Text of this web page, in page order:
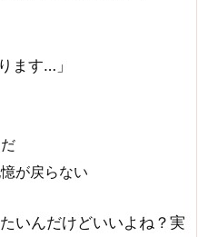
ます…」
が戻らない
いんだけどいいよね？実